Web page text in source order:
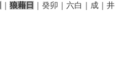
狼藉日 ｜癸卯｜六白｜成｜井